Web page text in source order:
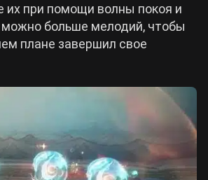
их при помощи волны покоя и
можно больше мелодий, чтобы
плане завершил свое